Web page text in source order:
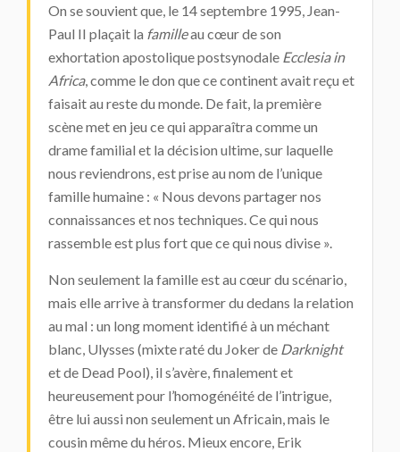
On se souvient que, le 14 septembre 1995, Jean-
Paul II plaçait la familleau cœur de son
exhortation apostolique postsynodale Ecclesia in
Africa, comme le don que ce continent avait reçu et
faisait au reste du monde. De fait, la première
scène met en jeu ce qui apparaîtra comme un
drame familial et la décision ultime, sur laquelle
nous reviendrons, est prise au nom de l’unique
famille humaine : « Nous devons partager nos
connaissances et nos techniques. Ce qui nous
rassemble est plus fort que ce qui nous divise ».
Non seulement la famille est au cœur du scénario,
mais elle arrive à transformer du dedans la relation
au mal : un long moment identifié à un méchant
blanc, Ulysses (mixte raté du Joker de Darknight
et de Dead Pool), il s’avère, finalement et
heureusement pour l’homogénéité de l’intrigue,
être lui aussi non seulement un Africain, mais le
cousin même du héros. Mieux encore, Erik